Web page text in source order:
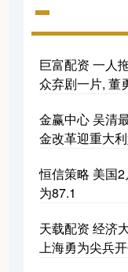
巨富配资 一人
众弃剧一片, 董
金赢中心 吴清
金改革迎重大
恒信策略 美国
为87.1
天载配资 经济
上海勇为尖兵